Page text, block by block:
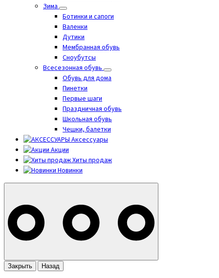
Зима
Ботинки и сапоги
Валенки
Дутики
Мембранная обувь
Сноубутсы
Всесезонная обувь
Обувь для дома
Пинетки
Первые шаги
Праздничная обувь
Школьная обувь
Чешки, балетки
Аксессуары
Акции
Хиты продаж
Новинки
Закрыть Назад